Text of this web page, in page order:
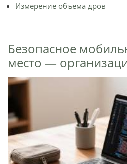
Измерение объема дров
Безопасное
место —